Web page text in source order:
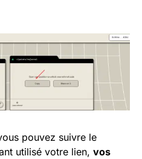
pouvez suivre le
utilisé votre lien, vos